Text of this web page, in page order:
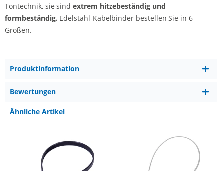
Tontechnik, sie sind extrem hitzebeständig und
formbeständig. Edelstahl-Kabelbinder bestellen Sie in 6
Größen.
Produktinformation
Bewertungen
Ähnliche Artikel